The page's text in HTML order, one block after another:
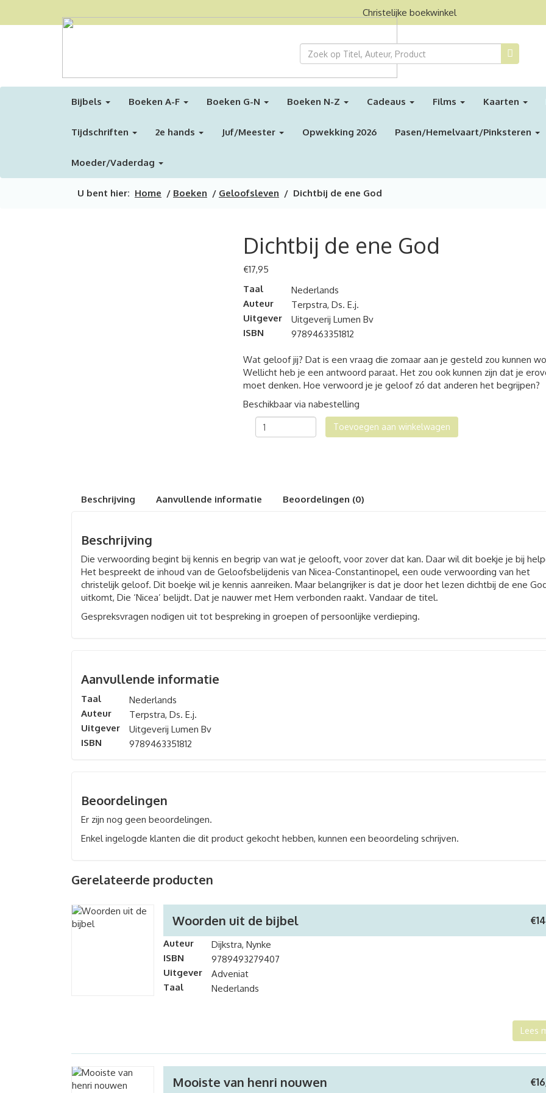
Christelijke boekwinkel
Bijbels Boeken A-F Boeken G-N Boeken N-Z Cadeaus Films Kaarten
Tijdschriften 2e hands Juf/Meester Opwekking 2026 Pasen/Hemelvaart/Pinksteren
Moeder/Vaderdag
U bent hier: Home / Boeken / Geloofsleven / Dichtbij de ene God
Dichtbij de ene God
€17,95
Taal
Nederlands
Auteur
Terpstra, Ds. E.j.
Uitgever
Uitgeverij Lumen Bv
ISBN
9789463351812
Wat geloof jij? Dat is een vraag die zomaar aan je gesteld zou kunnen
Wellicht heb je een antwoord paraat. Het zou ook kunnen zijn dat je
moet denken. Hoe verwoord je je geloof zó dat anderen het begrijpen?
Beschikbaar via nabestelling
Dichtbij
de
Toevoegen aan winkelwagen
Beschrijving Aanvullende informatie Beoordelingen (0)
Beschrijving
Die verwoording begint bij kennis en begrip van wat je gelooft, voor zover dat kan. Daar wil dit boekje je bij
Het bespreekt de inhoud van de Geloofsbelijdenis van Nicea-Constantinopel, een oude verwoording van het
christelijk geloof. Dit boekje wil je kennis aanreiken. Maar belangrijker is dat je door het lezen dichtbij de ene
uitkomt, Die ‘Nicea’ belijdt. Dat je nauwer met Hem verbonden raakt. Vandaar de titel.
Gespreksvragen nodigen uit tot bespreking in groepen of persoonlijke verdieping.
Aanvullende informatie
Taal
Nederlands
Auteur
Terpstra, Ds. E.j.
Uitgever
Uitgeverij Lumen Bv
ISBN
9789463351812
Beoordelingen
Er zijn nog geen beoordelingen.
Enkel ingelogde klanten die dit product gekocht hebben, kunnen een beoordeling schrijven.
Gerelateerde producten
Woorden uit de bijbel €
Auteur
Dijkstra, Nynke
ISBN
9789493279407
Uitgever
Adveniat
Taal
Nederlands
Lees
Mooiste van henri nouwen €